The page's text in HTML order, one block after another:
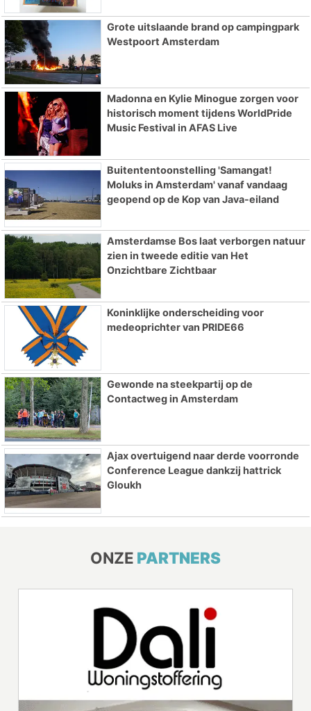
Grote uitslaande brand op campingpark
Westpoort Amsterdam
Madonna en Kylie Minogue zorgen voor
historisch moment tijdens WorldPride
Music Festival in AFAS Live
Buitententoonstelling 'Samangat!
Moluks in Amsterdam' vanaf vandaag
geopend op de Kop van Java-eiland
Amsterdamse Bos laat verborgen natuur
zien in tweede editie van Het
Onzichtbare Zichtbaar
Koninklijke onderscheiding voor
medeoprichter van PRIDE66
Gewonde na steekpartij op de
Contactweg in Amsterdam
Ajax overtuigend naar derde voorronde
Conference League dankzij hattrick
Gloukh
ONZE PARTNERS